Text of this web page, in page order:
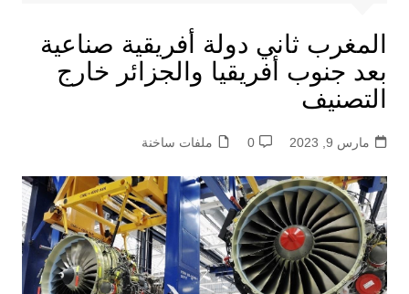
المغرب ثاني دولة أفريقية صناعية
بعد جنوب أفريقيا والجزائر خارج
التصنيف
مارس 9, 2023 0 ملفات ساخنة